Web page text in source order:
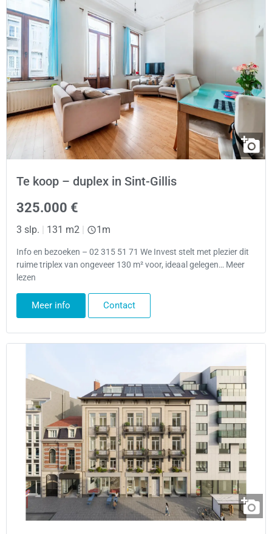
Te koop – duplex in Sint-Gillis
325.000 €
3 slp. | 131 m2 | 1m
Info en bezoeken – 02 315 51 71 We Invest stelt met plezier dit
ruime triplex van ongeveer 130 m² voor, ideaal gelegen… Meer
lezen
Meer info Contact